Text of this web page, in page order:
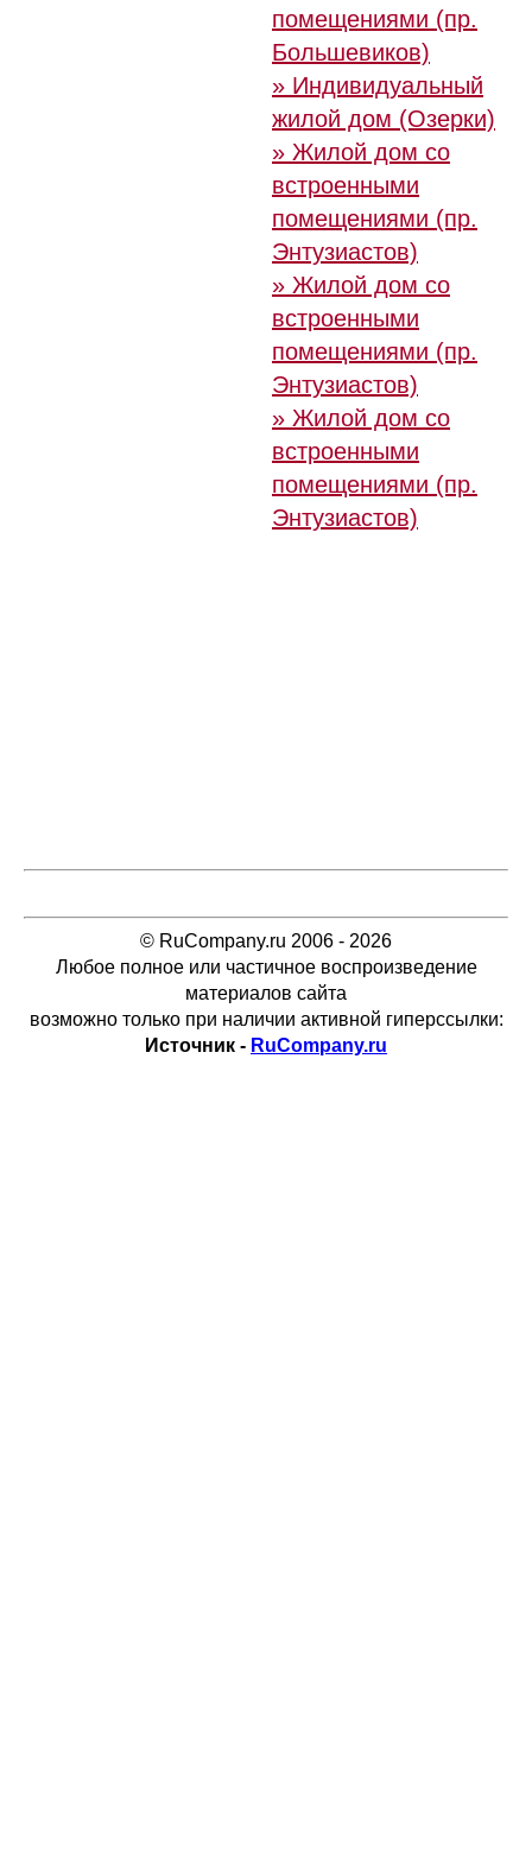
помещениями (пр.
Большевиков)
» Индивидуальный
жилой дом (Озерки)
» Жилой дом со
встроенными
помещениями (пр.
Энтузиастов)
» Жилой дом со
встроенными
помещениями (пр.
Энтузиастов)
» Жилой дом со
встроенными
помещениями (пр.
Энтузиастов)
© RuCompany.ru 2006 - 2026
Любое полное или частичное воспроизведение
материалов сайта
возможно только при наличии активной гиперссылки:
Источник - RuCompany.ru